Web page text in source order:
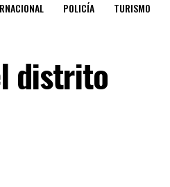
POLICÍA TURISMO
distrito